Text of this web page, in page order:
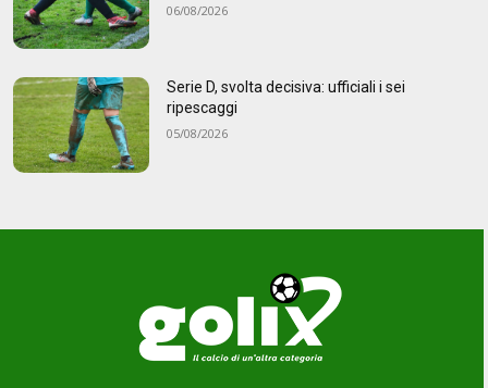
06/08/2026
Serie D, svolta decisiva: ufficiali i sei
ripescaggi
05/08/2026